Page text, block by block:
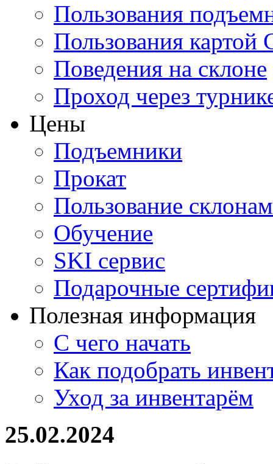
Пользования
Пользования картой
Поведения на склоне
Проход через
Цены
Подъемники
Прокат
Пользование
Обучение
SKI сервис
Подарочные
Полезная информация
С чего начать
Как подобрать
Уход за инвентарём
25.02.2024